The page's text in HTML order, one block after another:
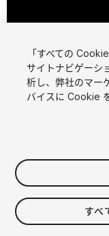
$199
「すべての
サイトナビゲーシ
析し、弊社のマー
バイスに Cookie
すべ